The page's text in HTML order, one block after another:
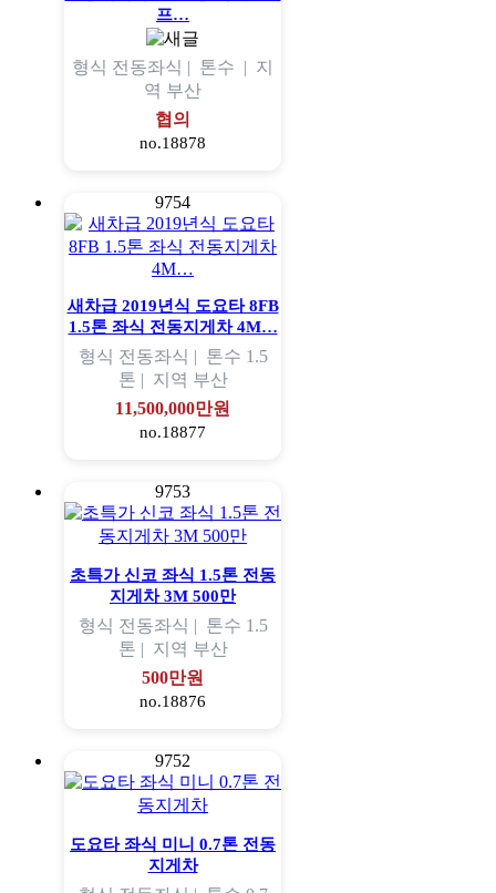
프…
형식 전동좌식 | 톤수 | 지
역 부산
협의
no.18878
9754
새차급 2019년식 도요타 8FB
1.5톤 좌식 전동지게차 4M…
형식 전동좌식 | 톤수 1.5
톤 | 지역 부산
11,500,000만원
no.18877
9753
초특가 신코 좌식 1.5톤 전동
지게차 3M 500만
형식 전동좌식 | 톤수 1.5
톤 | 지역 부산
500만원
no.18876
9752
도요타 좌식 미니 0.7톤 전동
지게차